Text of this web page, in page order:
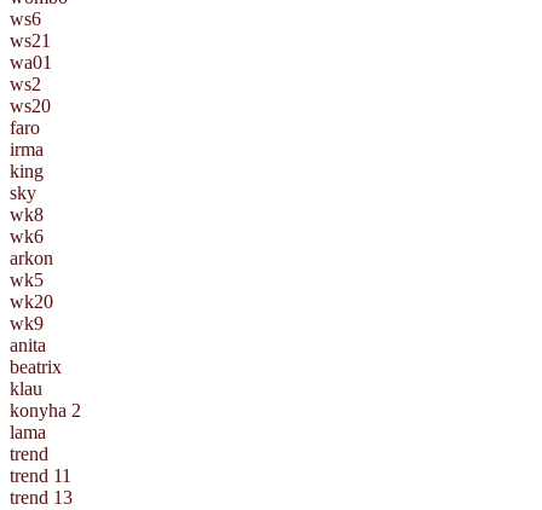
ws6
ws21
wa01
ws2
ws20
faro
irma
king
sky
wk8
wk6
arkon
wk5
wk20
wk9
anita
beatrix
klau
konyha 2
lama
trend
trend 11
trend 13